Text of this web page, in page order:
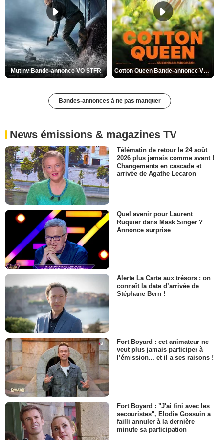
Mutiny Bande-annonce VO STFR Cotton Queen Bande-annonce VO STFR
Bandes-annonces à ne pas manquer
News émissions & magazines TV
Télématin de retour le 24 août
2026 plus jamais comme avant !
Changements en cascade et
arrivée de Agathe Lecaron
Quel avenir pour Laurent
Ruquier dans Mask Singer ?
Annonce surprise
Alerte La Carte aux trésors : on
connaît la date d’arrivée de
Stéphane Bern !
Fort Boyard : cet animateur ne
veut plus jamais participer à
l’émission... et il a ses raisons !
Fort Boyard : "J'ai fini avec les
secouristes", Elodie Gossuin a
failli annuler à la dernière
minute sa participation